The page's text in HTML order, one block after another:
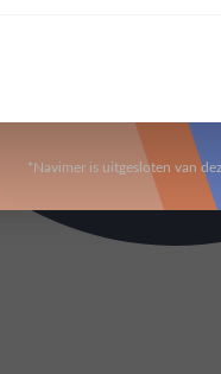
*Navimer is uitgesloten van